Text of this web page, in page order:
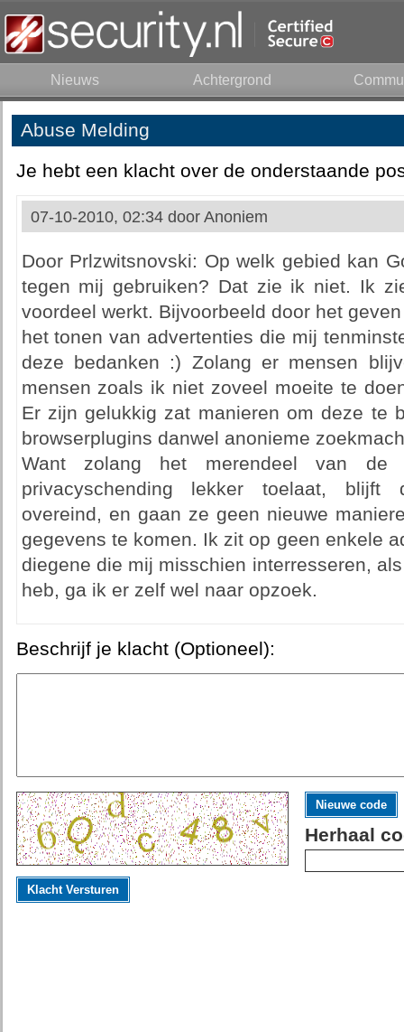
Nieuws Achtergrond
Abuse Melding
Je hebt een klacht over de onderstaande
07-10-2010, 02:34 door Anoniem
Door Prlzwitsnovski: Op welk gebied kan
tegen mij gebruiken? Dat zie ik niet. Ik
voordeel werkt. Bijvoorbeeld door het
het tonen van advertenties die mij
deze bedanken :) Zolang er mensen
mensen zoals ik niet zoveel moeite te
Er zijn gelukkig zat manieren om deze te
browserplugins danwel anonieme
Want zolang het merendeel van de
privacyschending lekker toelaat, blijft
overeind, en gaan ze geen nieuwe
gegevens te komen. Ik zit op geen enkele
diegene die mij misschien interresseren,
heb, ga ik er zelf wel naar opzoek.
Beschrijf je klacht (Optioneel):
Nieuwe code
Herhaal
Klacht Versturen